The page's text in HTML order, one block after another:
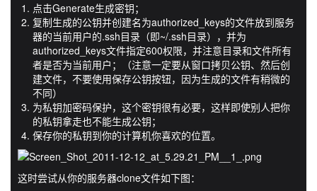
点击Generate生成密钥；
复制生成的公钥并创建名为authorized_keys的文件放到服务
器的当前用户的.ssh目录（即~/.ssh目录），并为
authorized_keys文件指定600权限，并注意目录和文件所有
者是否为当前用户；（注意一定要从窗口拷贝公钥、然后创
建文件，不要使用保存公钥按钮，因为生成的文件有稍微的
不同）
为私钥加密码保护，这个密钥很有必要，这样即使别人把你
的私钥拿走也不能生成公钥；
保存你的私钥到你的计算机你喜欢的位置。
这时尝试从你的服务器clone文件如下图：